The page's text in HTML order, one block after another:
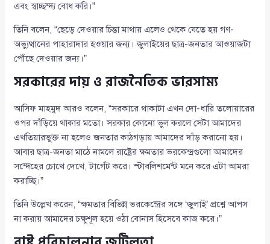
এবং স্বাচ্ছন্দ্য বোধ করি।”
তিনি বলেন, “ছেড়ে দেওয়ার চিন্তা মাথায় এলেও থেকে যেতে হয় গণ-
অভ্যুত্থানের পাহারাদার হওয়ার জন্য। জুলাইয়ের ছাত্র-জনতার আওয়াজটা
পৌঁছে দেওয়ার জন্য।”
সরকারের দায় ও রাজনৈতিক ভারসাম্য
আসিফ মাহমুদ আরও বলেন, “সরকারে থাকাটা এখন দো-ধারি তলোয়ারের
ওপর দাঁড়িয়ে থাকার মতো। সরকার কোনো ভুল করলে সেটা আমাদের
এখতিয়ারভুক্ত না হলেও জনতার কাঠগড়ায় আমাদের দাঁড় করানো হয়।
আবার ছাত্র-জনতা মাঠে নামলে রাষ্ট্রের ক্ষমতার ভরকেন্দ্রগুলো আমাদের
সন্দেহের চোখে দেখে, টার্গেট করে। স্টাবলিশমেন্ট মনে করে এটা আমরা
করাচ্ছি।”
তিনি উল্লেখ করেন, “ক্ষমতার বিভিন্ন ভরকেন্দ্রের সঙ্গে ‘জুলাই’ প্রশ্নে আপস
না করায় আমাদের চক্ষুশূল হয়ে ওঠা বোনাস হিসেবে কাজ করে।”